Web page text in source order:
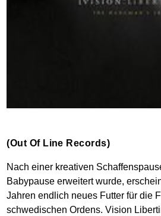
(Out Of Line Records)
Nach einer kreativen
Babypause erweitert wurde,
Jahren endlich neues Futter für die
schwedischen Ordens. Vision